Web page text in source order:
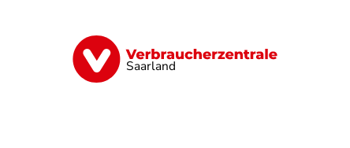
Saarland
Digitales Energie Finanzen